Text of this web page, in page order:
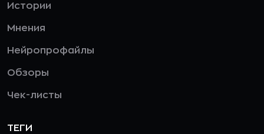
Истории
Мнения
Нейропрофайлы
Обзоры
Чек-листы
ТЕГИ